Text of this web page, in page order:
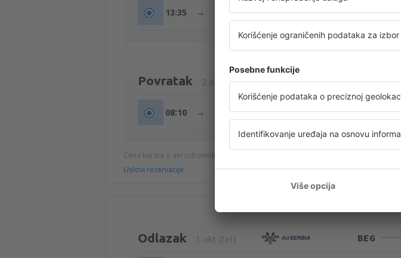
13:35 → 14:30 Ukupno vreme putovanja: 55min
Povratak 2 okt (pet) TGD
08:10 → 09:00 Ukupno vreme putovanja: 50min
Cena karata s aerodromskim taksama (bez servisne naknade
Uslovi rezervacije
Odlazak 1 okt (čet) BEG